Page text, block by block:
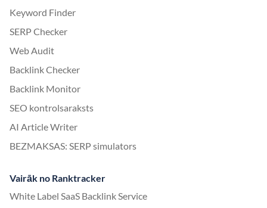
Keyword Finder
SERP Checker
Web Audit
Backlink Checker
Backlink Monitor
SEO kontrolsaraksts
AI Article Writer
BEZMAKSAS: SERP simulators
Vairāk no Ranktracker
White Label SaaS Backlink Service